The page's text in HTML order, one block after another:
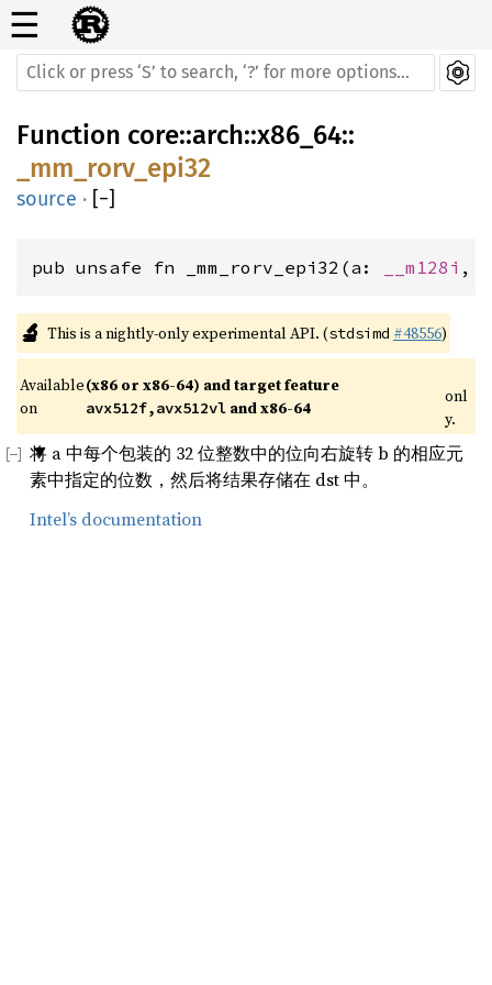
☰
Function core::arch::x86_64::
_mm_rorv_epi32
source · [−]
pub unsafe fn _mm_rorv_epi32(a: __m128i ,
🔬 This is a nightly-only experimental API. (stdsimd #48556)
Available
on
avx512f,avx512vl and x86-64
onl
y.
将 a 中每个包装的 32 位整数中的位向右旋转 b 的相应元
素中指定的位数，然后将结果存储在 dst 中。
Intel’s documentation